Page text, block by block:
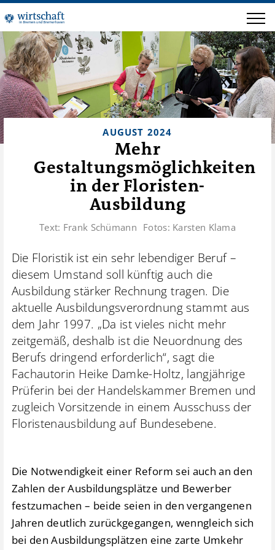
Karsten Klama
AUGUST 2024
Mehr
Gestaltungsmöglichkeiten
in der Floristen-
Ausbildung
Text: Frank Schümann Fotos: Karsten Klama
Die Floristik ist ein sehr lebendiger Beruf –
diesem Umstand soll künftig auch die
Ausbildung stärker Rechnung tragen. Die
aktuelle Ausbildungsverordnung stammt aus
dem Jahr 1997. „Da ist vieles nicht mehr
zeitgemäß, deshalb ist die Neuordnung des
Berufs dringend erforderlich“, sagt die
Fachautorin Heike Damke-Holtz, langjährige
Prüferin bei der Handelskammer Bremen und
zugleich Vorsitzende in einem Ausschuss der
Floristenausbildung auf Bundesebene.
Die Notwendigkeit einer Reform sei auch an den
Zahlen der Ausbildungsplätze und Bewerber
festzumachen – beide seien in den vergangenen
Jahren deutlich zurückgegangen, wenngleich sich
bei den Ausbildungsplätzen eine zarte Umkehr